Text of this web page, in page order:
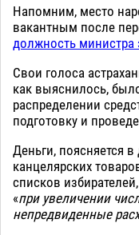
Напомним, место
вакантным после
должность министра
Свои голоса
как выяснилось,
распределении
подготовку и
Деньги, поясняется
канцелярских
списков
«при увеличении
непредвиденные